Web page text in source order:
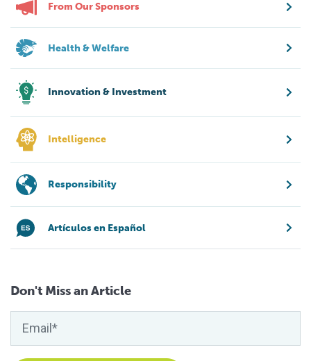
From Our Sponsors
Health & Welfare
Innovation & Investment
Intelligence
Responsibility
Artículos en Español
Don't Miss an Article